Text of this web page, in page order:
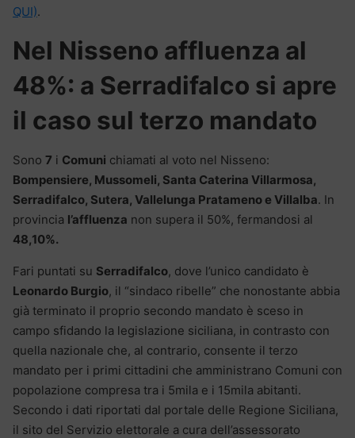
QUI).
Nel Nisseno affluenza al
48%: a Serradifalco si apre
il caso sul terzo mandato
Sono 7 i Comuni chiamati al voto nel Nisseno:
Bompensiere, Mussomeli, Santa Caterina Villarmosa,
Serradifalco, Sutera, Vallelunga Pratameno e Villalba. In
provincia l’affluenza non supera il 50%, fermandosi al
48,10%.
Fari puntati su Serradifalco, dove l’unico candidato è
Leonardo Burgio, il “sindaco ribelle” che nonostante abbia
già terminato il proprio secondo mandato è sceso in
campo sfidando la legislazione siciliana, in contrasto con
quella nazionale che, al contrario, consente il terzo
mandato per i primi cittadini che amministrano Comuni con
popolazione compresa tra i 5mila e i 15mila abitanti.
Secondo i dati riportati dal portale delle Regione Siciliana,
il sito del Servizio elettorale a cura dell’assessorato